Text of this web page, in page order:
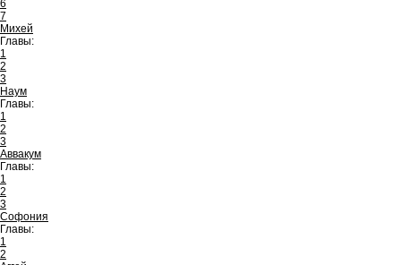
6
7
Михей
Главы:
1
2
3
Наум
Главы:
1
2
3
Аввакум
Главы:
1
2
3
Софония
Главы:
1
2